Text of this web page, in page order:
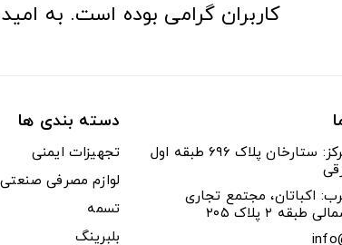
کاربران گرامی بوده است. به
شعبه مرکز: ستارخان پلاک ۶۹۶ طبقه اول
اکباتان، مجتمع تجاری
۲ پلاک ۲۰۵
دسته بندی ها
تجهیزات ایمنی
لوازم مصرفی صنعتی
تسمه
بلبرینگ